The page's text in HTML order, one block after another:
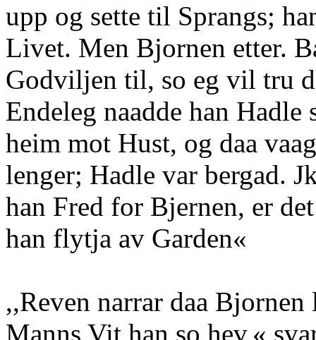
upp og sette til Sprangs;
Livet. Men Bjornen etter.
Godviljen til, so eg vil tru
Endeleg naadde han Hadle
heim mot Hust, og daa
lenger; Hadle var bergad.
han Fred for Bjernen, er
han flytja av Garden«
,,Reven narrar daa
Manns Vit han so hev,«